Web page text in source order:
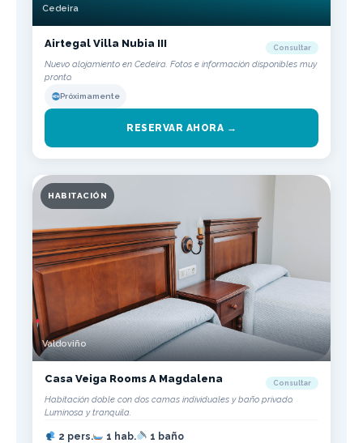
Cedeira
Airtegal Villa Nubia III Consultar
Nuevo alojamiento en Cedeira. Fotos e información disponibles muy
pronto.
Próximamente
RESERVAR AHORA →
HABITACIÓN
Valdoviño
Casa Veiga Rooms A Magdalena Consultar
Habitación doble con dos camas individuales y baño privado.
Luminosa y tranquila.
2 pers. 1 hab. 1 baño